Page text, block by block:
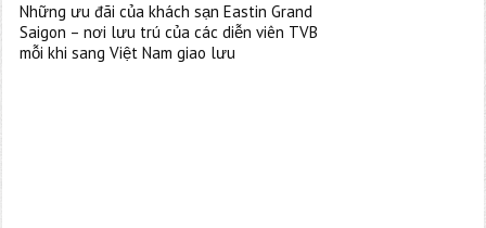
Những ưu đãi của khách sạn Eastin Grand
Saigon – nơi lưu trú của các diễn viên TVB
mỗi khi sang Việt Nam giao lưu